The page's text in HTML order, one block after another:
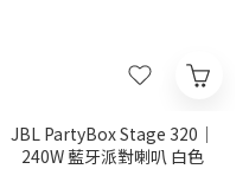
JBL PartyBox Stage 320｜
240W 藍牙派對喇叭 白色